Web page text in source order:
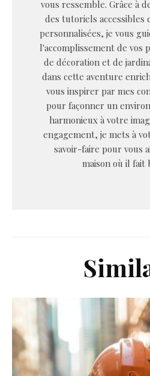
vous ressemble. Grâce à
des tutoriels accessibles
personnalisées, je vous
l'accomplissement de vos
de décoration et de
dans cette aventure
vous inspirer par mes
pour façonner un
harmonieux à votre
engagement, je mets à
savoir-faire pour vous
maison où il fait